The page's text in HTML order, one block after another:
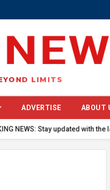
LIMITS
ADVERTISE ABOUT
Stay updated with the latest